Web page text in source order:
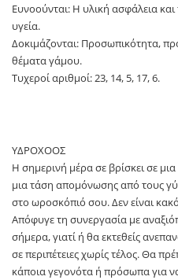
Ευνοούνται: Η υλική ασφάλεια
υγεία.
Δοκιμάζονται: Προσωπικότητα,
θέματα γάμου.
Τυχεροί αριθμοί: 23, 14, 5, 17, 6.
ΥΔΡΟΧΟΟΣ
Η σημερινή μέρα σε βρίσκει σε
μια τάση απομόνωσης από τους
στο ωροσκόπιό σου. Δεν είναι
Απόφυγε τη συνεργασία με
σήμερα, γιατί ή θα εκτεθείς
σε περιπέτειες χωρίς τέλος. Θα
κάποια γεγονότα ή πρόσωπα για